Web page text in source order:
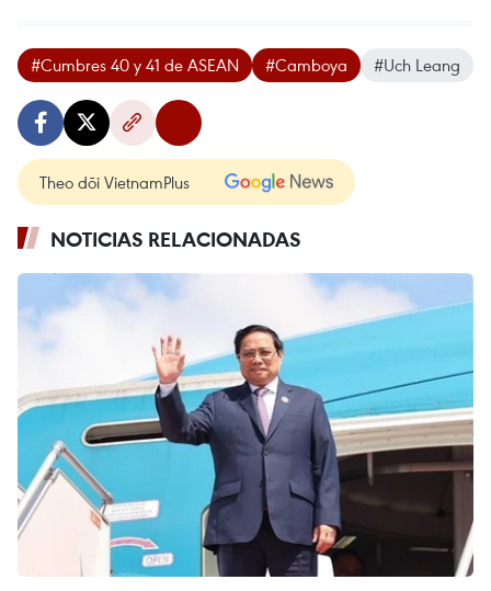
#Cumbres 40 y 41 de ASEAN #Camboya #Uch Leang
Theo dõi VietnamPlus
NOTICIAS RELACIONADAS